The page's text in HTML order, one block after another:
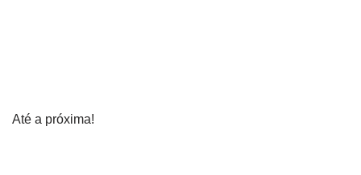
Até a próxima!